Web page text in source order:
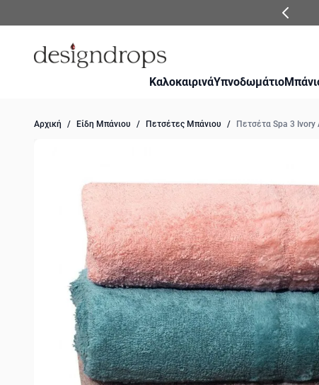
ΚαλοκαιρινάΥπνοδωμάτιο
Αρχική / Είδη Μπάνιου / Πετσέτες Μπάνιου / Πετσέτα Spa 3 Ivory